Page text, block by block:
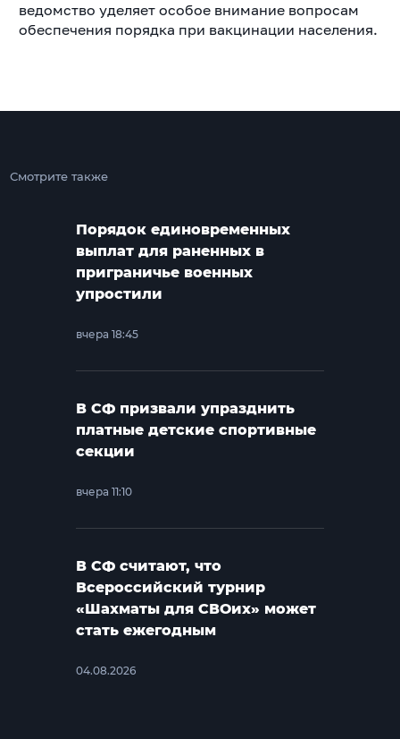
ведомство уделяет особое внимание вопросам
обеспечения порядка при вакцинации населения.
Смотрите также
Порядок единовременных
выплат для раненных в
приграничье военных
упростили
вчера 18:45
В СФ призвали упразднить
платные детские спортивные
секции
вчера 11:10
В СФ считают, что
Всероссийский турнир
«Шахматы для СВОих» может
стать ежегодным
04.08.2026